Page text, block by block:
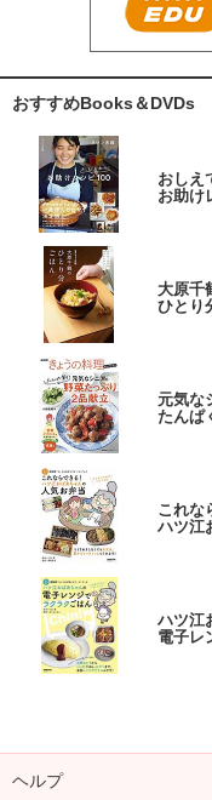
おすすめBooks＆DVDs
おしえ
お助け
大原千
ひとり
元気な
たんぱ
これな
ハツ江
ハツ江
電子レ
ヘルプ